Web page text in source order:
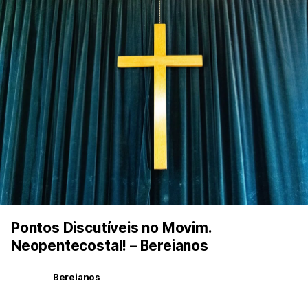
Pontos Discutíveis no Movim.
Neopentecostal! – Bereianos
Bereianos